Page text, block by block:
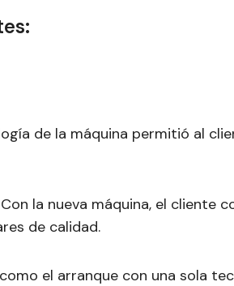
de la máquina permitió al
la nueva máquina, el cliente
de calidad.
el arranque con una sola